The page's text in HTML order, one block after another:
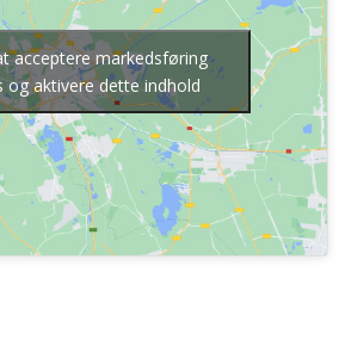
acceptere markedsføring
og aktivere dette indhold